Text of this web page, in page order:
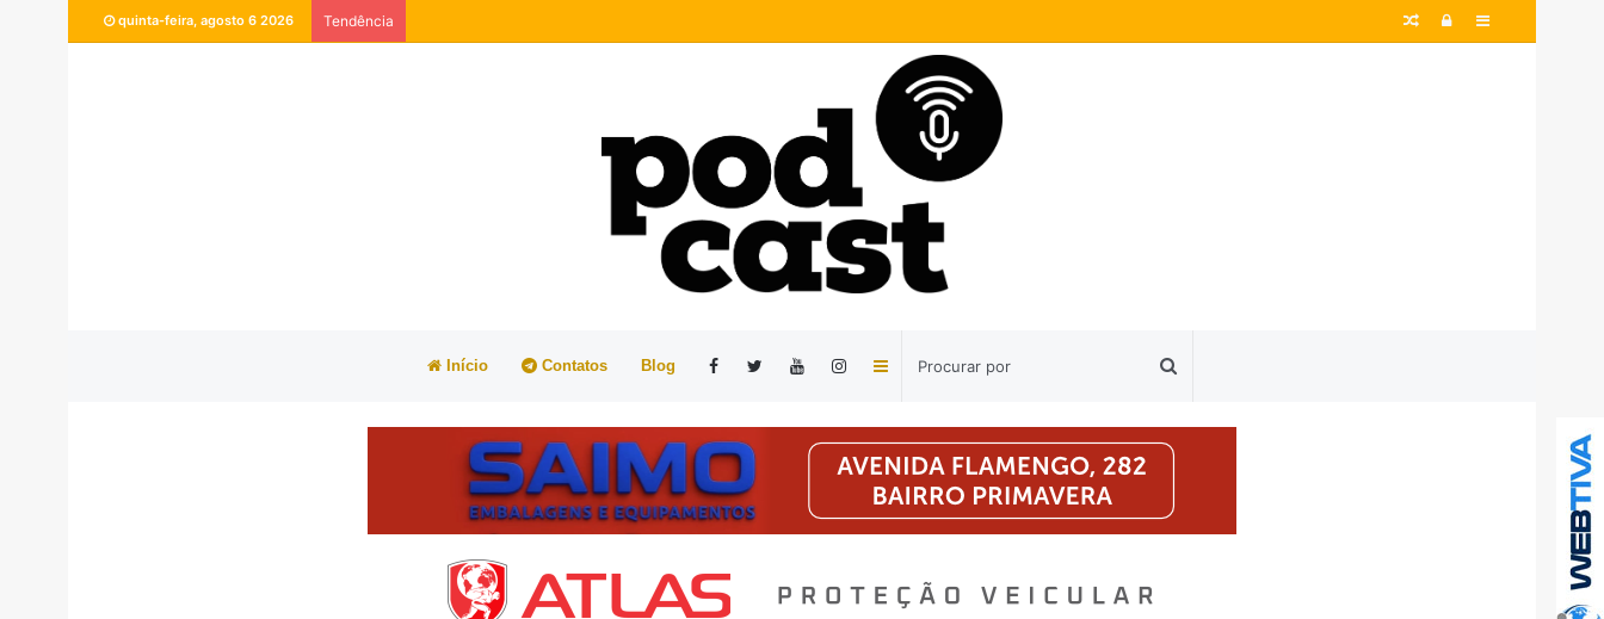
quinta-feira, agosto 6 2026 Tendência Barra
Entrar
Artigo
Início Contatos Blog Barra